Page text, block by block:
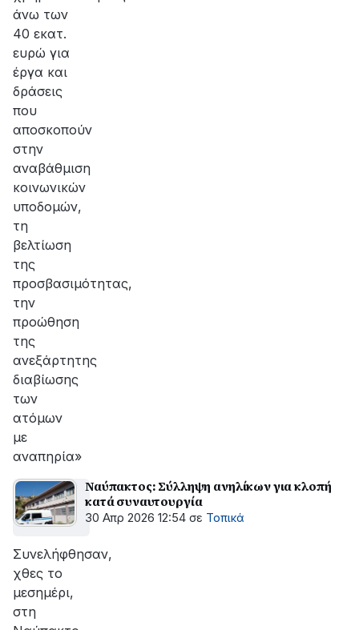
άνω των
40 εκατ.
ευρώ για
έργα και
δράσεις
που
αποσκοπούν
στην
αναβάθμιση
κοινωνικών
υποδομών,
τη
βελτίωση
της
προσβασιμότητας,
την
προώθηση
της
ανεξάρτητης
διαβίωσης
των
ατόμων
με
αναπηρία»
Ναύπακτος: Σύλληψη ανηλίκων για κλοπή
κατά συναυτουργία
30 Απρ 2026 12:54 σε Τοπικά
Συνελήφθησαν,
χθες το
μεσημέρι,
στη